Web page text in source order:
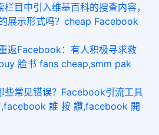
目中引入维基百科的搜查内容，
展示形式吗？cheap Facebook
返Facebook：有人积极寻求救
脸书 fans cheap,smm pak
些常见错误？Facebook引流工具
誰 按 讚,facebook 開